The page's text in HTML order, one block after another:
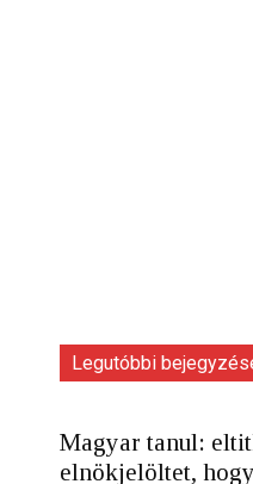
Legutóbbi
Magyar tanul:
elnökjelöltet,